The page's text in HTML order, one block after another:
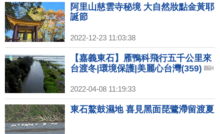
阿里山慈雲寺秘境 大自然妝點金黃耶
誕節
2022-12-23 11:03:38
【嘉義東石】雁鴨科飛行五千公里來
台渡冬|環境保護|美麗心台灣(359)
2022-04-08 11:19:33
東石鰲鼓濕地 喜見黑面琵鷺滯留渡夏